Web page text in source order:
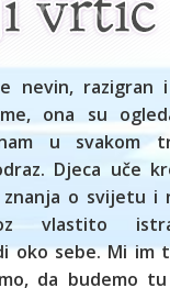
nevin, razigran
ona su
u svakom
Djeca uče
o svijetu i
vlastito
oko sebe. Mi im
da budemo